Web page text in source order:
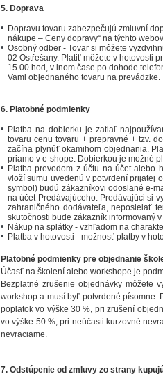
5. Doprava
Dopravu tovaru zabezpečujú zmluvní
nákupe – Ceny dopravy“ na týchto
Osobný odber - Tovar si môžete
02 Ostřešany. Platiť môžete v hotovosti
15.00 hod, v inom čase po dohode
Vami objednaného tovaru na prevádzke.
6. Platobné podmienky
Platba na dobierku je zatiaľ
tovaru cenu tovaru + prepravné + tzv.
začína plynúť okamihom objednania.
priamo v e-shope. Dobierkou je možné
Platba prevodom z účtu na účet alebo
vloží sumu uvedenú v potvrdení prijatej
symbol) budú zákazníkovi odoslané e-
na účet Predávajúceho. Predávajúci si
zahraničného dodávateľa, neposielať
skutočnosti bude zákazník informovaný
Nákup na splátky - vzhľadom na
Platba v hotovosti - možnosť platby v
Platobné podmienky pre objednanie
Účasť na školení alebo workshope je
Bezplatné zrušenie objednávky môžete
workshop a musí byť potvrdené písomne.
poplatok vo výške 30 %, pri zrušení
vo výške 50 %, pri neúčasti kurzovné
nevraciame.
7. Odstúpenie od zmluvy zo strany